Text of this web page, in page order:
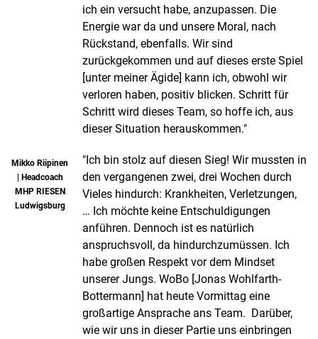
ich ein versucht habe, anzupassen. Die
Energie war da und unsere Moral, nach
Rückstand, ebenfalls. Wir sind
zurückgekommen und auf dieses erste Spiel
[unter meiner Ägide] kann ich, obwohl wir
verloren haben, positiv blicken. Schritt für
Schritt wird dieses Team, so hoffe ich, aus
dieser Situation herauskommen."
Mikko Riipinen
| Headcoach
MHP RIESEN
Ludwigsburg
"Ich bin stolz auf diesen Sieg! Wir mussten in
den vergangenen zwei, drei Wochen durch
Vieles hindurch: Krankheiten, Verletzungen,
… Ich möchte keine Entschuldigungen
anführen. Dennoch ist es natürlich
anspruchsvoll, da hindurchzumüssen. Ich
habe großen Respekt vor dem Mindset
unserer Jungs. WoBo [Jonas Wohlfarth-
Bottermann] hat heute Vormittag eine
großartige Ansprache ans Team. Darüber,
wie wir uns in dieser Partie uns einbringen